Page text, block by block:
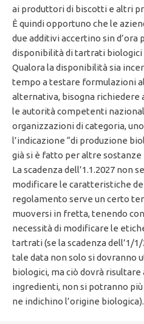
ai produttori di biscotti e altri
È quindi opportuno che le
due additivi accertino sin
disponibilità di tartrati biologici
Qualora la disponibilità sia
tempo a testare formulazioni
alternativa, bisogna richiedere
le autorità competenti
organizzazioni di categoria,
l’indicazione “di produzione
già si è fatto per altre sostanze
La scadenza dell’1.1.2027 non
modificare le caratteristiche
regolamento serve un certo
muoversi in fretta, tenendo
necessità di modificare le
tartrati (se la scadenza dell’1/
tale data non solo si dovranno
biologici, ma ciò dovrà risultare
ingredienti, non si potranno
ne indichino l’origine biologica).